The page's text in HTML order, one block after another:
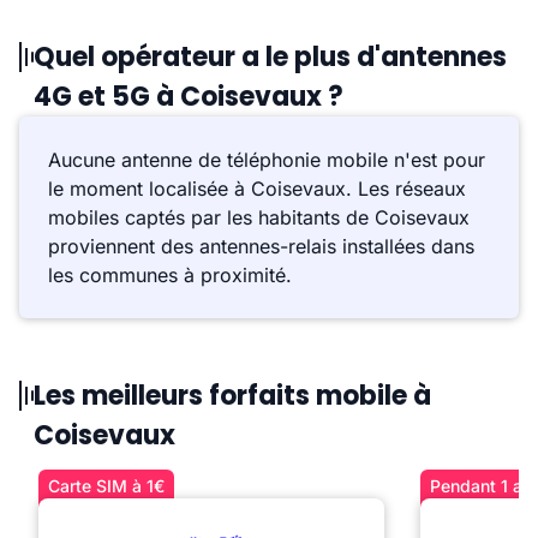
Quel opérateur a le plus d'antennes
4G et 5G à Coisevaux ?
Aucune antenne de téléphonie mobile n'est pour
le moment localisée à Coisevaux. Les réseaux
mobiles captés par les habitants de Coisevaux
proviennent des antennes-relais installées dans
les communes à proximité.
Les meilleurs forfaits mobile à
Coisevaux
Carte SIM à 1€ Pendant 1